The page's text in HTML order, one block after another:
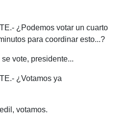
¿Podemos votar un cuarto
para coordinar esto...?
vote, presidente...
¿Votamos ya
votamos.